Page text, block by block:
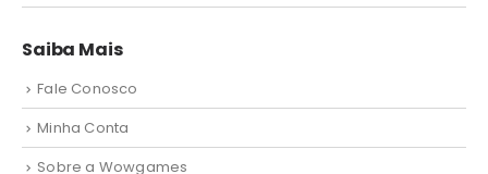
Saiba Mais
Fale Conosco
Minha Conta
Sobre a Wowgames